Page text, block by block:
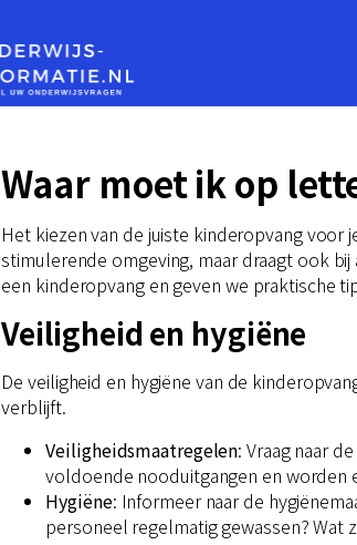
Waar moet ik op
Het kiezen van de juiste kinderopvang voor
stimulerende omgeving, maar draagt ook
een kinderopvang en geven we praktische
Veiligheid en hygiëne
De veiligheid en hygiëne van de
verblijft.
Veiligheidsmaatregelen: Vraag naar
voldoende nooduitgangen en worden
Hygiëne: Informeer naar de
personeel regelmatig gewassen?